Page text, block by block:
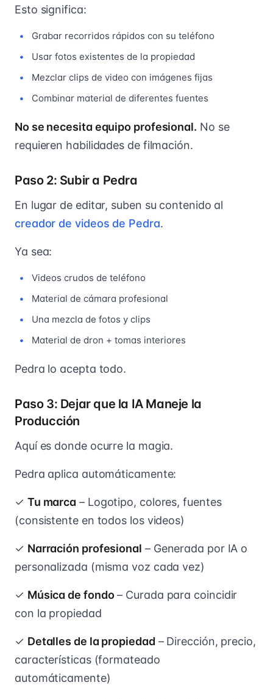
Esto significa:
Grabar recorridos rápidos con su teléfono
Usar fotos existentes de la propiedad
Mezclar clips de video con imágenes fijas
Combinar material de diferentes fuentes
No se necesita equipo profesional. No se
requieren habilidades de filmación.
Paso 2: Subir a Pedra
En lugar de editar, suben su contenido al
creador de videos de Pedra.
Ya sea:
Videos crudos de teléfono
Material de cámara profesional
Una mezcla de fotos y clips
Material de dron + tomas interiores
Pedra lo acepta todo.
Paso 3: Dejar que la IA Maneje la
Producción
Aquí es donde ocurre la magia.
Pedra aplica automáticamente:
✓ Tu marca – Logotipo, colores, fuentes
(consistente en todos los videos)
✓ Narración profesional – Generada por IA o
personalizada (misma voz cada vez)
✓ Música de fondo– Curada para coincidir
con la propiedad
✓ Detalles de la propiedad – Dirección, precio,
características (formateado
automáticamente)